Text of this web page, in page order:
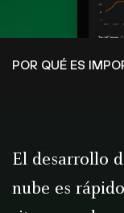
El desarrollo
nube es